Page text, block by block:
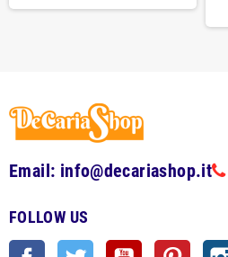
Email: info@decariashop.it
FOLLOW US
Facebook Twitter YouTube